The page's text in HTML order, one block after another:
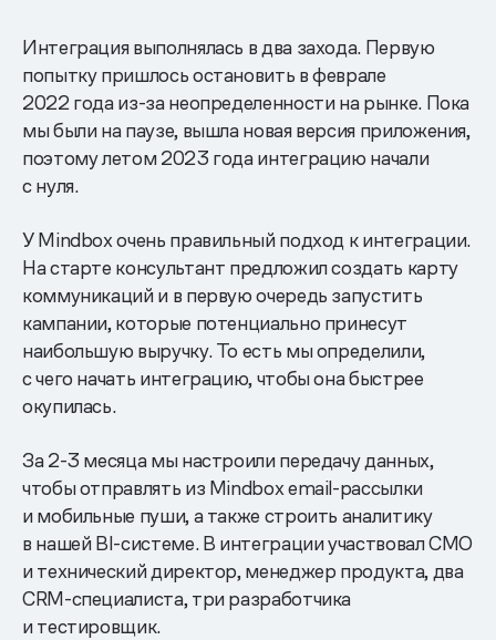
Интеграция выполнялась в два захода. Первую
попытку пришлось остановить в феврале
2022 года из-за неопределенности на рынке. Пока
мы были на паузе, вышла новая версия приложения,
поэтому летом 2023 года интеграцию начали
с нуля.
У Mindbox очень правильный подход к интеграции.
На старте консультант предложил создать карту
коммуникаций и в первую очередь запустить
кампании, которые потенциально принесут
наибольшую выручку. То есть мы определили,
с чего начать интеграцию, чтобы она быстрее
окупилась.
За 2-3 месяца мы настроили передачу данных,
чтобы отправлять из Mindbox email-рассылки
и мобильные пуши, а также строить аналитику
в нашей BI-системе. В интеграции участвовал CMO
и технический директор, менеджер продукта, два
CRM-специалиста, три разработчика
и тестировщик.